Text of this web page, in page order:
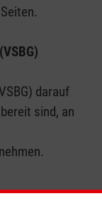
darauf
sind, an